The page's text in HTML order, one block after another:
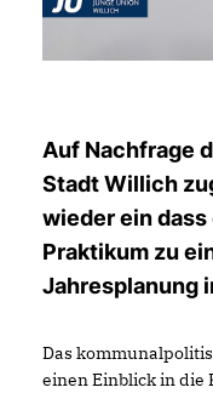
Auf Nachfrage
Stadt Willich
wieder ein
Praktikum zu
Jahresplanung
Das
einen Einblick in die